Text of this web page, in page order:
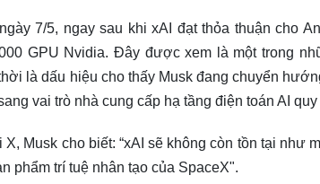
7/5, ngay sau khi xAI đạt thỏa thuận cho
GPU Nvidia. Đây được xem là một trong
là dấu hiệu cho thấy Musk đang chuyển
vai trò nhà cung cấp hạ tầng điện toán AI
Musk cho biết: “xAI sẽ không còn tồn tại như
phẩm trí tuệ nhân tạo của SpaceX".